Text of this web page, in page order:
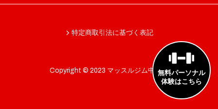
特定商取引法に基づく表記
Copyright © 2023 マッスルジム中野店無料パーソナル
体験はこちら